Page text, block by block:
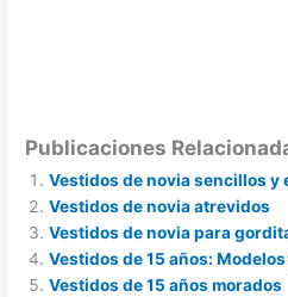
Publicaciones
Vestidos de novia sencillos y
Vestidos de novia atrevidos
Vestidos de novia para
Vestidos de 15 años:
Vestidos de 15 años morados